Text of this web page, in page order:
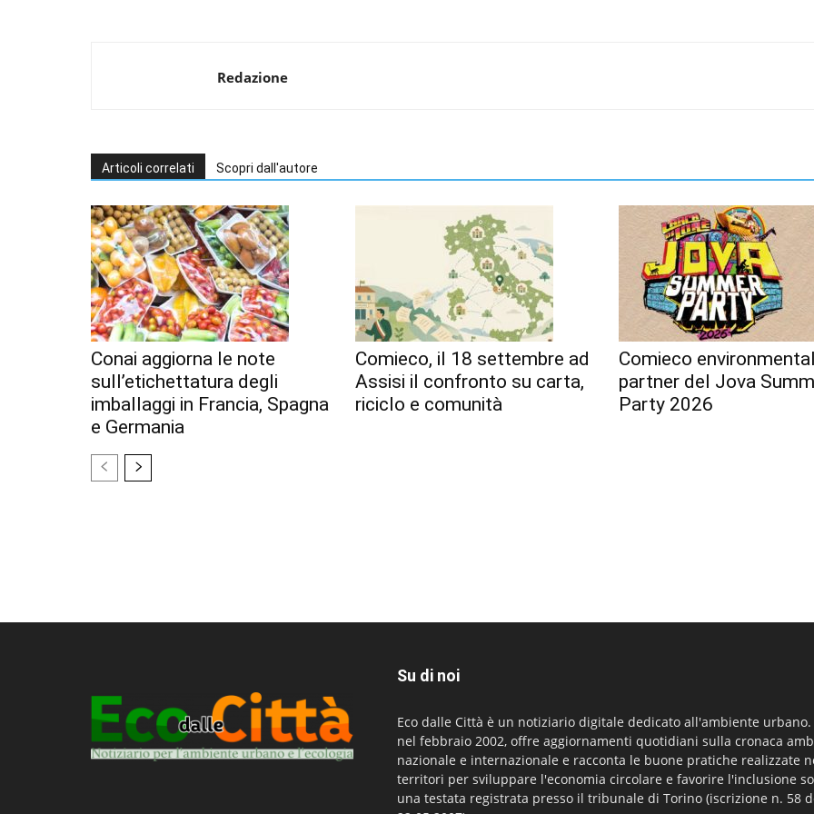
Redazione
Articoli correlati Scopri dall'autore
Conai aggiorna le note
sull’etichettatura degli
imballaggi in Francia, Spagna
e Germania
Comieco, il 18 settembre ad
Assisi il confronto su carta,
riciclo e comunità
Comieco
partner del Jova
Party 2026
Su di noi
Eco dalle Città è un notiziario digitale dedicato all'ambiente
nel febbraio 2002, offre aggiornamenti quotidiani sulla cronaca
nazionale e internazionale e racconta le buone pratiche realizzate
territori per sviluppare l'economia circolare e favorire l'inclusione
una testata registrata presso il tribunale di Torino (iscrizione n. 58